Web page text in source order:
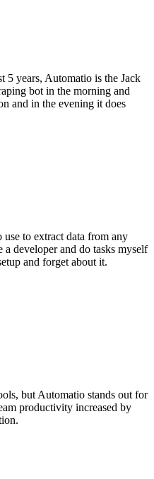
5 years, Automatio is the Jack
bot in the morning and
and in the evening it does
to extract data from any
developer and do tasks myself
and forget about it.
but Automatio stands out for
productivity increased by